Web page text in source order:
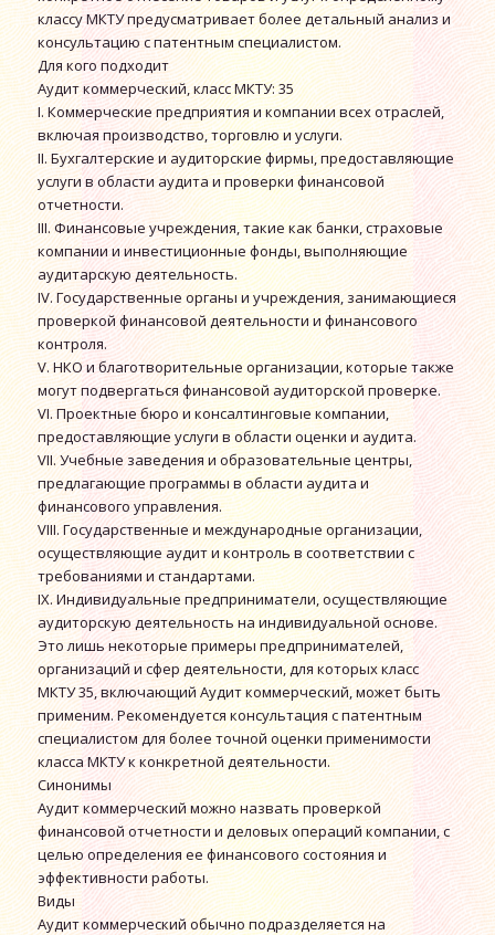
классу МКТУ предусматривает более детальный анализ и
консультацию с патентным специалистом.
Для кого подходит
Аудит коммерческий, класс МКТУ: 35
I. Коммерческие предприятия и компании всех отраслей,
включая производство, торговлю и услуги.
II. Бухгалтерские и аудиторские фирмы, предоставляющие
услуги в области аудита и проверки финансовой
отчетности.
III. Финансовые учреждения, такие как банки, страховые
компании и инвестиционные фонды, выполняющие
аудитарскую деятельность.
IV. Государственные органы и учреждения, занимающиеся
проверкой финансовой деятельности и финансового
контроля.
V. НКО и благотворительные организации, которые также
могут подвергаться финансовой аудиторской проверке.
VI. Проектные бюро и консалтинговые компании,
предоставляющие услуги в области оценки и аудита.
VII. Учебные заведения и образовательные центры,
предлагающие программы в области аудита и
финансового управления.
VIII. Государственные и международные организации,
осуществляющие аудит и контроль в соответствии с
требованиями и стандартами.
IX. Индивидуальные предприниматели, осуществляющие
аудиторскую деятельность на индивидуальной основе.
Это лишь некоторые примеры предпринимателей,
организаций и сфер деятельности, для которых класс
МКТУ 35, включающий Аудит коммерческий, может быть
применим. Рекомендуется консультация с патентным
специалистом для более точной оценки применимости
класса МКТУ к конкретной деятельности.
Синонимы
Аудит коммерческий можно назвать проверкой
финансовой отчетности и деловых операций компании, с
целью определения ее финансового состояния и
эффективности работы.
Виды
Аудит коммерческий обычно подразделяется на